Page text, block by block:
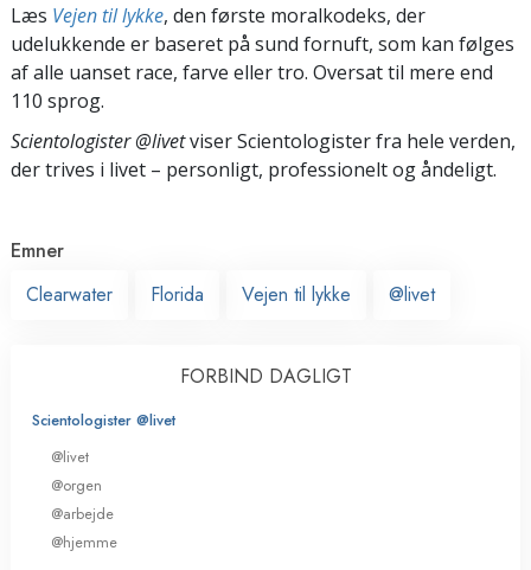
Læs Vejen til lykke, den første moralkodeks, der
udelukkende er baseret på sund fornuft, som kan følges
af alle uanset race, farve eller tro. Oversat til mere end
110 sprog.
Scientologister @livetviser Scientologister fra hele verden,
der trives i livet – personligt, professionelt og åndeligt.
Emner
Clearwater
Florida Vejen til lykke @livet
FORBIND DAGLIGT
Scientologister @livet
@livet
@orgen
@arbejde
@hjemme